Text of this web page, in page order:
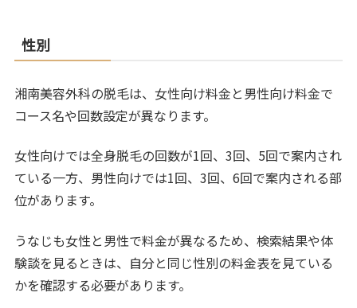
性別
湘南美容外科の脱毛は、女性向け料金と男性向け料金で
コース名や回数設定が異なります。
女性向けでは全身脱毛の回数が1回、3回、5回で案内され
ている一方、男性向けでは1回、3回、6回で案内される部
位があります。
うなじも女性と男性で料金が異なるため、検索結果や体
験談を見るときは、自分と同じ性別の料金表を見ている
かを確認する必要があります。